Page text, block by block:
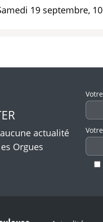
19 septembre,
actualité
Orgues